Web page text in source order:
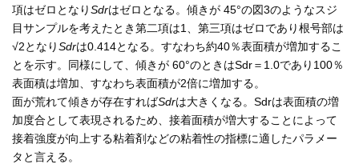
項はゼロとなりSdrはゼロとなる。傾きが 45°の図3のようなスジ
目サンプルを考えたとき第二項は1、第三項はゼロであり根号部は
√2となりSdrは0.414となる。すなわち約40％表面積が増加するこ
とを示す。同様にして、傾きが 60°のときはSdr＝1.0であり100％
表面積は増加、すなわち表面積が2倍に増加する。
面が荒れて傾きが存在すればSdrは大きくなる。Sdrは表面積の増
加度合として表現されるため、接着面積が増大することによって
接着強度が向上する粘着剤などの粘着性の指標に適したパラメー
タと言える。